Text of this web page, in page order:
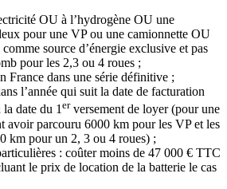
OU à l’hydrogène OU une
pour une VP ou une camionnette OU
source d’énergie exclusive et pas
pour les 2,3 ou 4 roues ;
France dans une série définitive ;
l’année qui suit la date de facturation
date du 1erversement de loyer (pour une
avoir parcouru 6000 km pour les VP et les
km pour un 2, 3 ou 4 roues) ;
: coûter moins de 47 000 € TTC
le prix de location de la batterie le cas